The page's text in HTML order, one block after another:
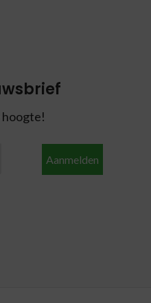
hoogte!
Aanmelden